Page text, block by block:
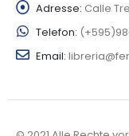
Adresse: Calle
Telefon:
Email: